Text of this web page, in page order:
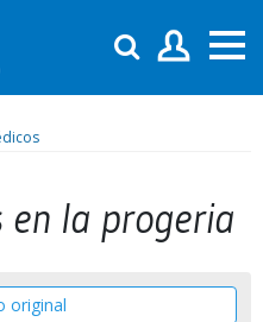
en la progeria
original